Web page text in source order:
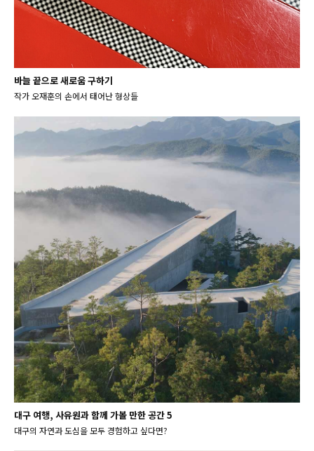
바늘 끝으로 새로움 구하기
작가 오재훈의 손에서 태어난 형상들
대구 여행, 사유원과 함께 가볼 만한 공간 5
대구의 자연과 도심을 모두 경험하고 싶다면?